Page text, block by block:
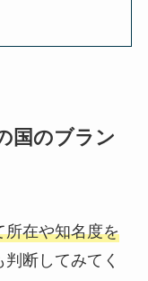
国のブラン
所在や知名度を
断してみてく